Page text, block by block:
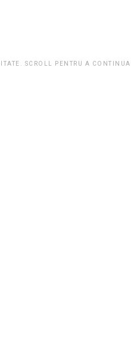
SCROLL PENTRU A CONTINUA.